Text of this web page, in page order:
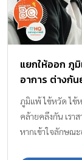
แยกให้ออก ภู
อาการ ต่างกัน
ภูมิแพ้ ไข้หวัด ไข้
คล้ายคลึงกัน เรา
หากเข้าใจลักษณะ